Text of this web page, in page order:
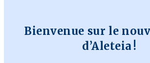
Bienvenue sur le
d’Aleteia !